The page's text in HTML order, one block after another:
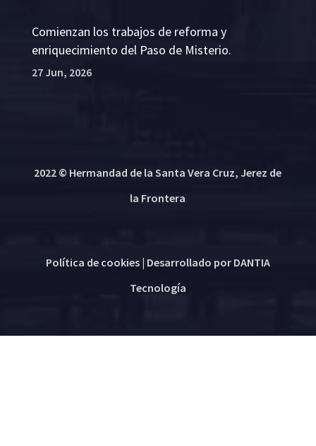
Comienzan los trabajos de reforma y
enriquecimiento del Paso de Misterio.
27 Jun, 2026
2022 © Hermandad de la Santa Vera Cruz, Jerez de
la Frontera
Política de cookies| Desarrollado por DANTIA
Tecnología